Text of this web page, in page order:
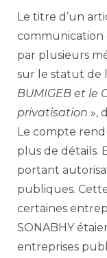
Le titre d’un
communication
par plusieurs
sur le statut de
BUMIGEB et le
privatisation »,
Le compte
plus de détails.
portant
publiques.
certaines
SONABHY
entreprises